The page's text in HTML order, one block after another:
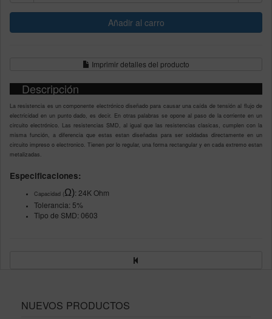
Imprimir detalles del producto
Descripción
La resistencia es un componente electrónico diseñado para causar una caída de tensión al flujo de
electricidad en un punto dado, es decir. En otras palabras se opone al paso de la corriente en un
circuito electrónico. Las resistencias SMD, al igual que las resistencias clasicas, cumplen con la
misma función, a diferencia que estas estan diseñadas para ser soldadas directamente en un
circuito impreso o electronico. Tienen por lo regular, una forma rectangular y en cada extremo estan
metalizadas.
Especificaciones:
Capacidad (Ω): 24KOhm
Tolerancia: 5%
Tipo de SMD: 0603
NUEVOS PRODUCTOS